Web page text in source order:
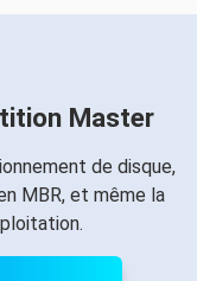
Master
de disque,
MBR, et même la